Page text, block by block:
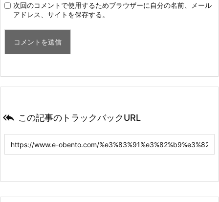
次回のコメントで使用するためブラウザーに自分の名前、メール
アドレス、サイトを保存する。
 この記事のトラックバックURL